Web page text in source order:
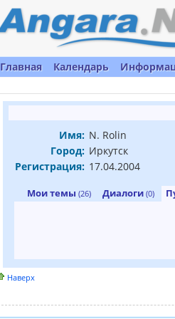
Главная Календарь
Имя: N. Rolin
Город: Иркутск
Регистрация: 17.04.2004
Мои темы (26) Диалоги (0)
Наверх